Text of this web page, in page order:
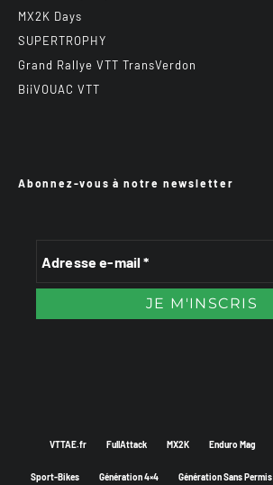
MX2K Days
SUPERTROPHY
Grand Rallye VTT TransVerdon
BiiVOUAC VTT
Abonnez-vous à notre newsletter
VTTAE.fr FullAttack MX2K Enduro Mag
Sport-Bikes Génération 4×4 Génération Sans Permis